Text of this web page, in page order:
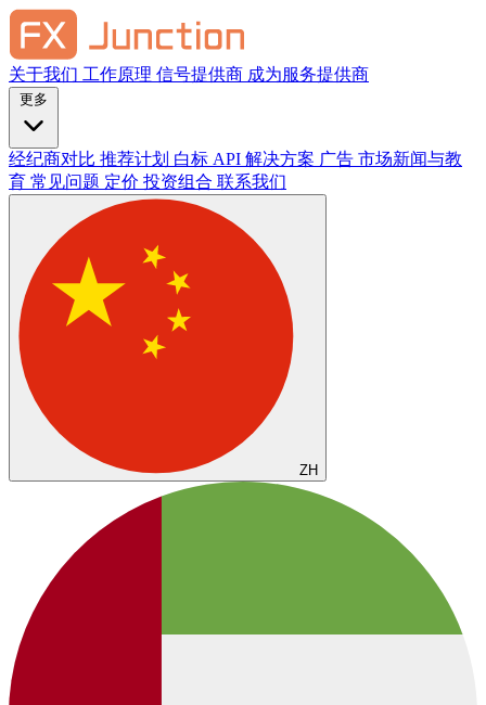
关于我们 工作原理 信号提供商 成为服务提供商
经纪商对比 推荐计划 白标 API 解决方案 广告 市场新闻与教
育 常见问题 定价 投资组合 联系我们
ZH